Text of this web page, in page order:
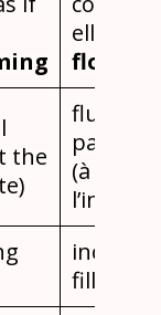
elle
flottait
the
flux
parallèle
(à
fille